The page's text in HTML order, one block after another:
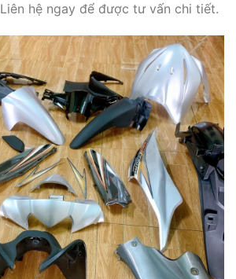
hệ ngay để được tư vấn chi tiết.